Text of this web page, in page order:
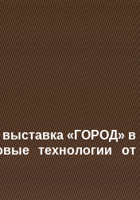
«ГОРОД» в
технологии от